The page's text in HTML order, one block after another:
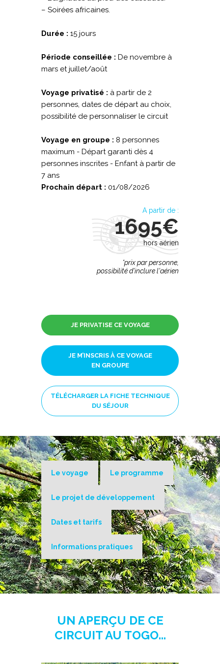
– Soirées africaines.
Durée : 15 jours
Période conseillée : De novembre à
mars et juillet/août
Voyage privatisé : à partir de 2
personnes, dates de départ au choix,
possibilité de personnaliser le circuit
Voyage en groupe : 8 personnes
maximum - Départ garanti dès 4
personnes inscrites - Enfant à partir de
7 ans
Prochain départ : 01/08/2026
A partir de :
1695€
hors aérien
*prix par personne,
possibilité d'inclure l'aérien
JE PRIVATISE CE VOYAGE
JE M’INSCRIS À CE VOYAGE
EN GROUPE
TÉLÉCHARGER LA FICHE TECHNIQUE
DU SÉJOUR
Le voyage Le programme
Le projet de développement
Dates et tarifs
Informations pratiques
UN APERÇU DE CE
CIRCUIT AU TOGO...